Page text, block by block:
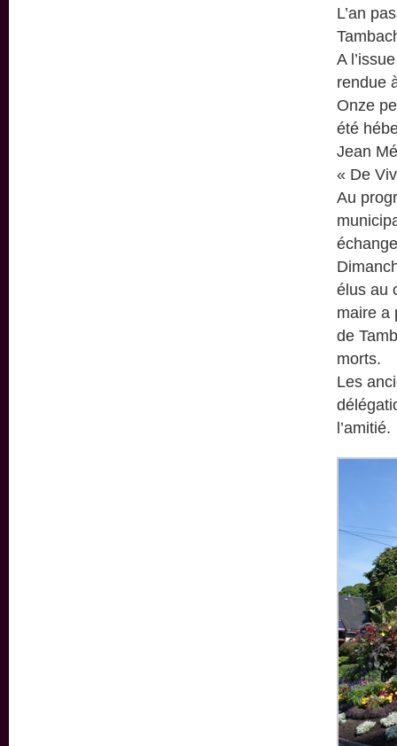
L’an
A
rendue
Onze
été
Jean
« De
Au
élus au
maire a
de
morts.
Les
l’amitié.